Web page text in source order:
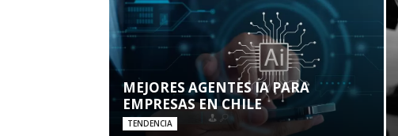
MEJORES AGENTES IA PARA
EMPRESAS EN CHILE
TENDENCIA